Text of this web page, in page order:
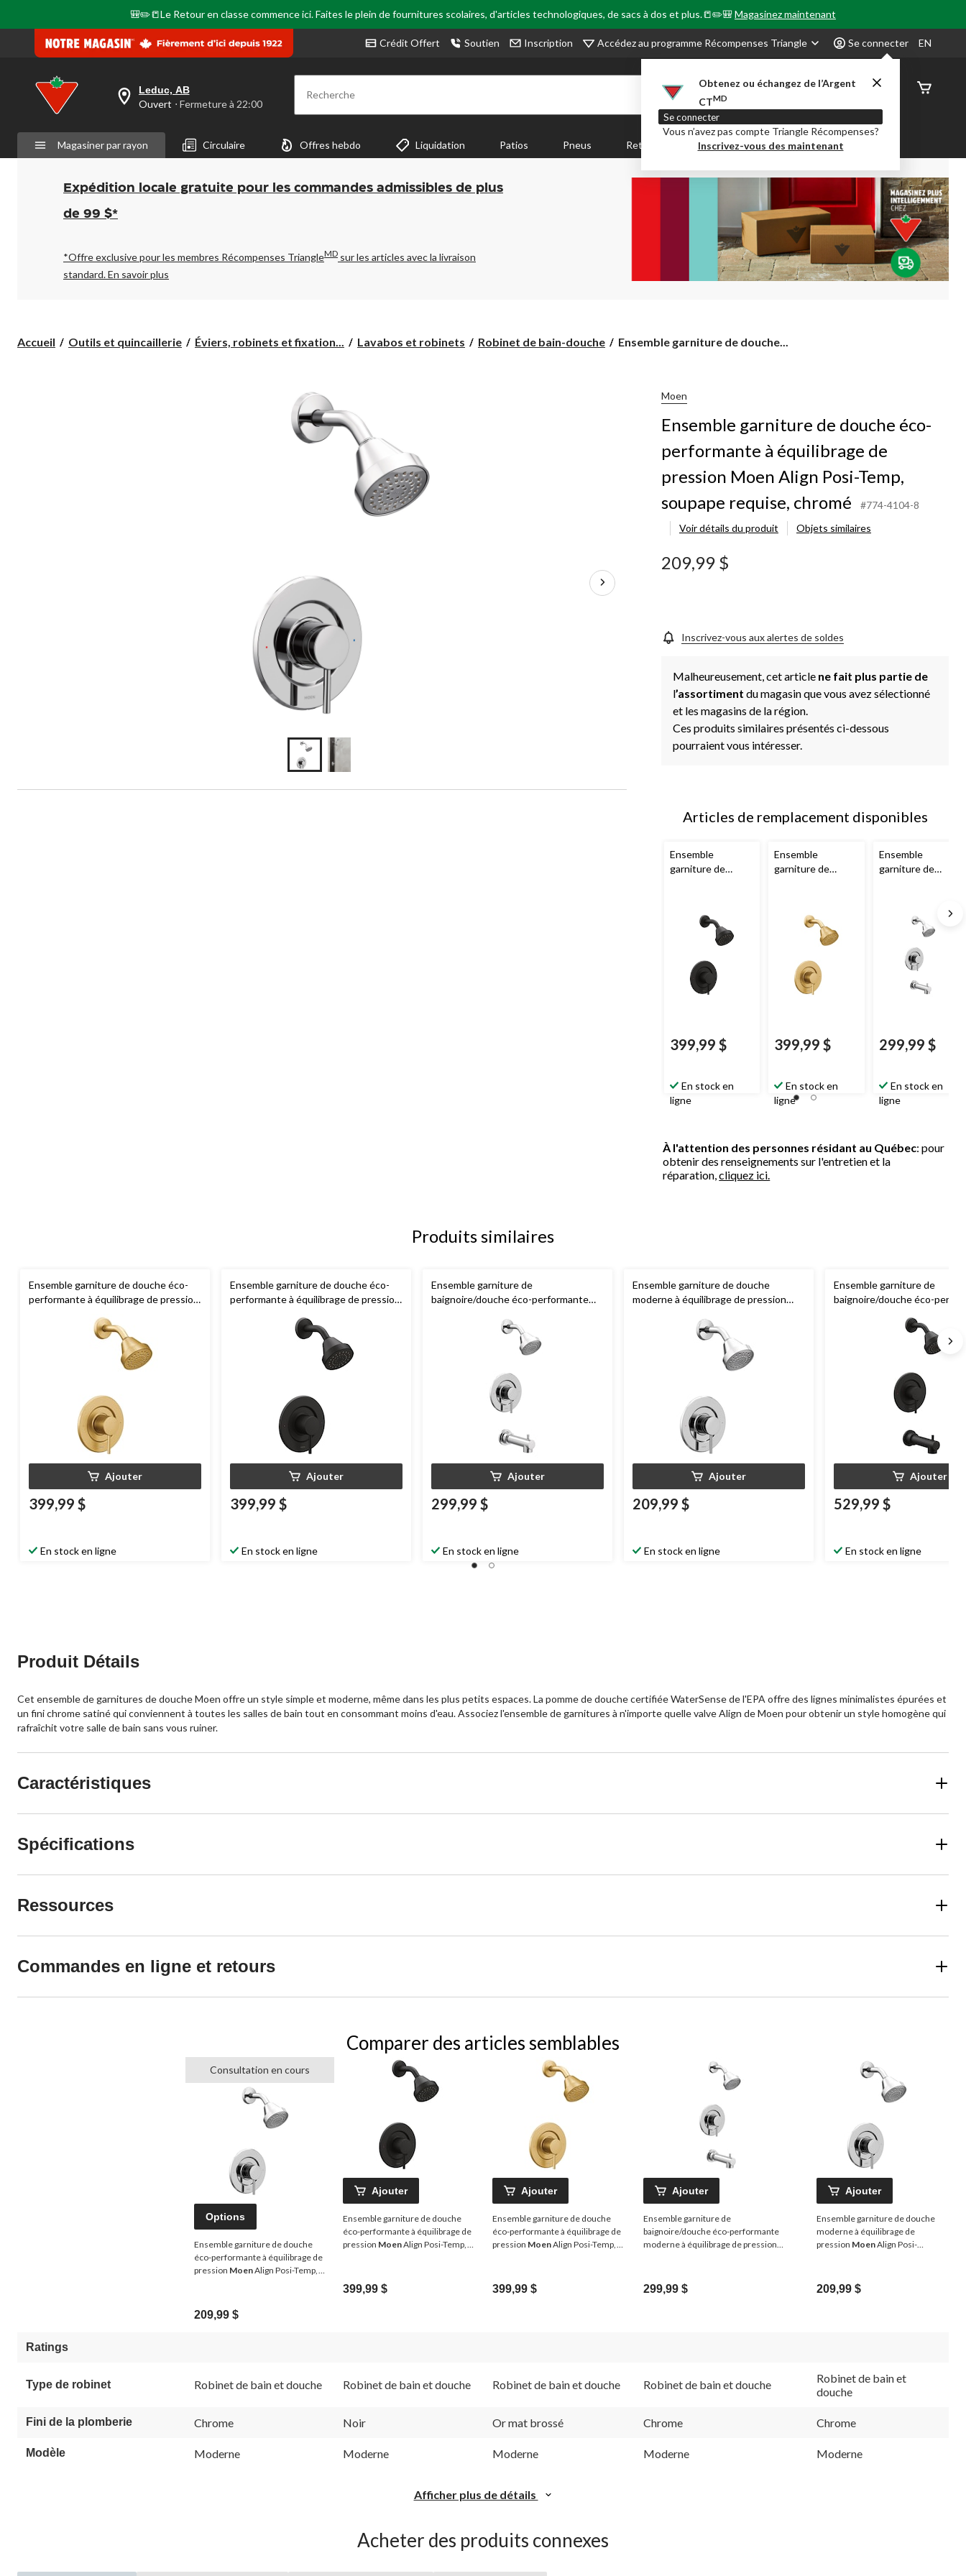
🎒✏️📒Le Retour en classe commence ici. Faites le plein de fournitures scolaires, d'articles technologiques, de sacs à dos et plus.📒✏️🎒Magasinez maintenant
Crédit Offert Soutien Inscription Accédez au programme Récompenses Triangle Se connecter
Obtenez ou échangez de l’Argent
CTMD
Se connecter
Vous n’avez pas compte Triangle Récompenses?
Inscrivez-vous des maintenant
EN
votre
est
Leduc,
AB,
Ouvert,
Fermeture
à
pour
changer
Leduc, AB
Ouvert ⋅ Fermeture à 22:00 Recherche
État de
Magasiner par rayon Circulaire Offres hebdo Liquidation Patios Pneus Retour en Classe Party City Centre-auto
Expédition locale gratuite pour les commandes admissibles de plus
de 99 $*
*Offre exclusive pour les membres Récompenses TriangleMD sur les articles avec la livraison
standard.En savoir plus
Accueil Outils et quincaillerie Éviers, robinets et fixation... Lavabos et robinets Robinet de bain-douche
Ensemble
Ensemble garniture de douche...
Moen
Ensemble garniture de douche éco-
performante à équilibrage de
pression Moen Align Posi-Temp,
soupape requise, chromé
#774-4104-8
Voir détails du produit
Objets similaires
209,99 $
Inscrivez-vous aux alertes de soldes
Malheureusement, cet article ne fait plus partie de
l’assortiment du magasin que vous avez sélectionné
et les magasins de la région.
Ces produits similaires présentés ci-dessous
pourraient vous intéresser.
Articles de remplacement disponibles
Ensemble
garniture de
pressionMoen
Align Posi-Temp,
noir mat
399,99 $
En stock en
ligne
Ensemble
garniture de
pressionMoen
Align Posi-Temp,
or brossé
399,99 $
En stock en
ligne
Ensemble
garniture de
équilibrage de
Moen
Align Posi-Temp,
soupape requise,
chromé
299,99 $
En stock en
ligne
À l'attention des personnes résidant au Québec: pour
obtenir des renseignements sur l'entretien et la
réparation,cliquez ici.
Produits similaires
Ensemble garniture de douche éco-
performante à équilibrage de pression
requise, or brossé
Ajouter
399,99 $
En stock en ligne
Ensemble garniture de douche éco-
performante à équilibrage de pression
requise, noir mat
Ajouter
399,99 $
En stock en ligne
Ensemble garniture de
baignoire/douche éco-performante
Align Posi-Temp, soupape
Ajouter
299,99 $
En stock en ligne
Ensemble garniture de douche
moderne à équilibrage de pression
requise, chromé
Ajouter
209,99 $
En stock en ligne
Ensemble garniture de
baignoire/douche éco-
Align Posi-Temp,
Ajouter
529,99 $
En stock en ligne
Produit Détails
Cet ensemble de garnitures de douche Moen offre un style simple et moderne, même dans les plus petits espaces. La pomme de douche certifiée WaterSense de l'EPA offre des lignes minimalistes épurées et
un fini chrome satiné qui conviennent à toutes les salles de bain tout en consommant moins d'eau. Associez l'ensemble de garnitures à n'importe quelle valve Align de Moen pour obtenir un style homogène qui
rafraîchit votre salle de bain sans vous ruiner.
Caractéristiques
Spécifications
Ressources
Commandes en ligne et retours
Comparer des articles semblables
Consultation en cours
Options
Ensemble garniture de douche
éco-performante à équilibrage de
pression MoenAlign Posi-Temp,
209,99 $
Ajouter
Ensemble garniture de douche
éco-performante à équilibrage de
pression MoenAlign Posi-Temp,
399,99 $
Ajouter
Ensemble garniture de douche
éco-performante à équilibrage de
pression MoenAlign Posi-Temp,
399,99 $
Ajouter
Ensemble garniture de
baignoire/douche éco-performante
moderne à équilibrage de pression
299,99 $
Ajouter
Ensemble garniture de douche
moderne à équilibrage de
pression MoenAlign Posi-
209,99 $
Ratings
Type de robinet Robinet de bain et douche Robinet de bain et douche Robinet de bain et douche Robinet de bain et douche
Robinet de bain et
douche
Fini de la plomberie Chrome Noir Or mat brossé Chrome Chrome
Modèle Moderne Moderne Moderne Moderne Moderne
Afficher plus de détails
Acheter des produits connexes